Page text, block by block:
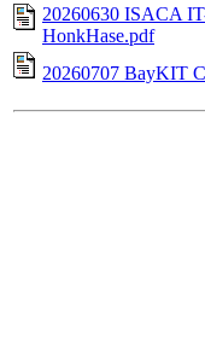
20260630 ISACA
HonkHase.pdf
20260707 BayKIT